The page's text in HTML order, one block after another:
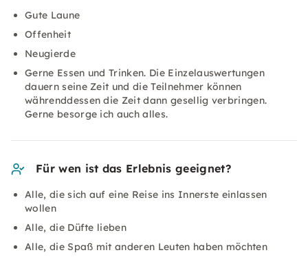
Gute Laune
Offenheit
Neugierde
Gerne Essen und Trinken. Die Einzelauswertungen
dauern seine Zeit und die Teilnehmer können
währenddessen die Zeit dann gesellig verbringen.
Gerne besorge ich auch alles.
Für wen ist das Erlebnis geeignet?
Alle, die sich auf eine Reise ins Innerste einlassen
wollen
Alle, die Düfte lieben
Alle, die Spaß mit anderen Leuten haben möchten